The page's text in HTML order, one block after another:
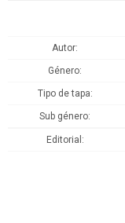
Autor
Género
Tipo de tapa
Sub género
Editorial